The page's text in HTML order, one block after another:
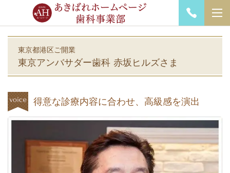
東京都港区ご開業
東京アンバサダー歯科 赤坂ヒルズさま
得意な診療内容に合わせ、高級感を演出